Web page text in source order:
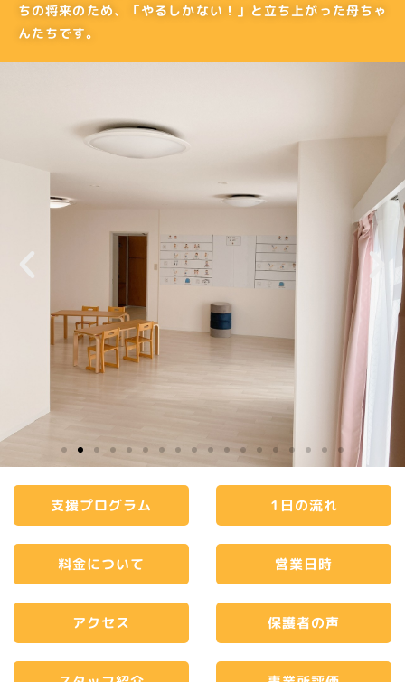
ちの将来のため、「やるしかない！」と立ち上がった母ちゃ
んたちです。
支援プログラム 1日の流れ
料金について 営業日時
アクセス 保護者の声